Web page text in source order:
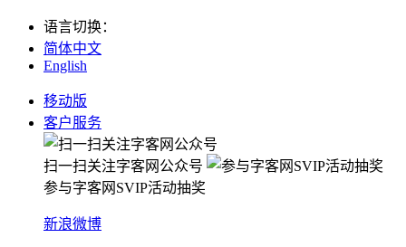
语言切换：
简体中文
English
移动版
客户服务
扫一扫关注字客网公众号
参与字客网SVIP活动抽奖
新浪微博